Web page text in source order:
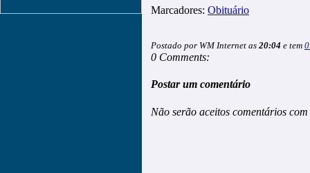
Marcadores: Obituário
Postado por WM Internet as 20:04 e tem
0 Comments:
Postar um comentário
Não serão aceitos comentários